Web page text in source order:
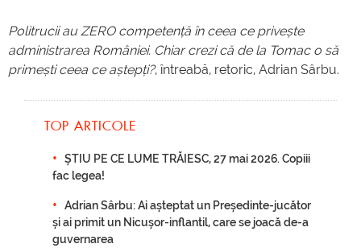
Politrucii au ZERO competență în ceea ce privește
administrarea României. Chiar crezi că de la Tomac o să
primești ceea ce aștepți?, întreabă, retoric, Adrian Sârbu.
TOP ARTICOLE
ȘTIU PE CE LUME TRĂIESC, 27 mai 2026. Copiii
fac legea!
Adrian Sârbu: Ai așteptat un Președinte-jucător
și ai primit un Nicușor-inflantil, care se joacă de-a
guvernarea